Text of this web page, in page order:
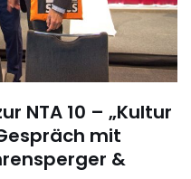
NTA 10 – „Kultur
mit
&